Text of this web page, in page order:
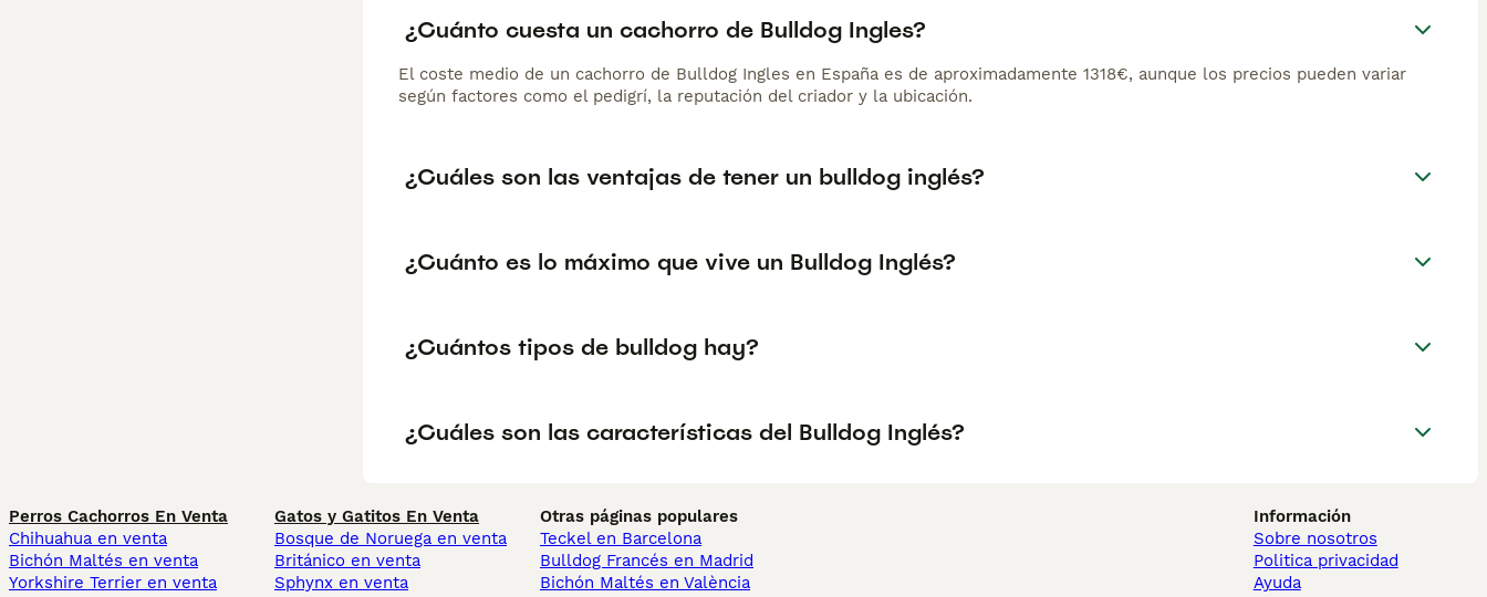
¿Cuánto cuesta un cachorro de Bulldog Ingles?
El coste medio de un cachorro de Bulldog Ingles en España es de aproximadamente 1318€, aunque los precios pueden variar
según factores como el pedigrí, la reputación del criador y la ubicación.
¿Cuáles son las ventajas de tener un bulldog inglés?
¿Cuánto es lo máximo que vive un Bulldog Inglés?
¿Cuántos tipos de bulldog hay?
¿Cuáles son las características del Bulldog Inglés?
Perros Cachorros En Venta
Chihuahua en venta
Bichón Maltés en venta
Yorkshire Terrier en venta
Gatos y Gatitos En Venta
Bosque de Noruega en venta
Británico en venta
Sphynx en venta
Otras páginas populares
Teckel en Barcelona
Bulldog Francés en Madrid
Bichón Maltés en València
Información
Sobre nosotros
Politica privacidad
Ayuda